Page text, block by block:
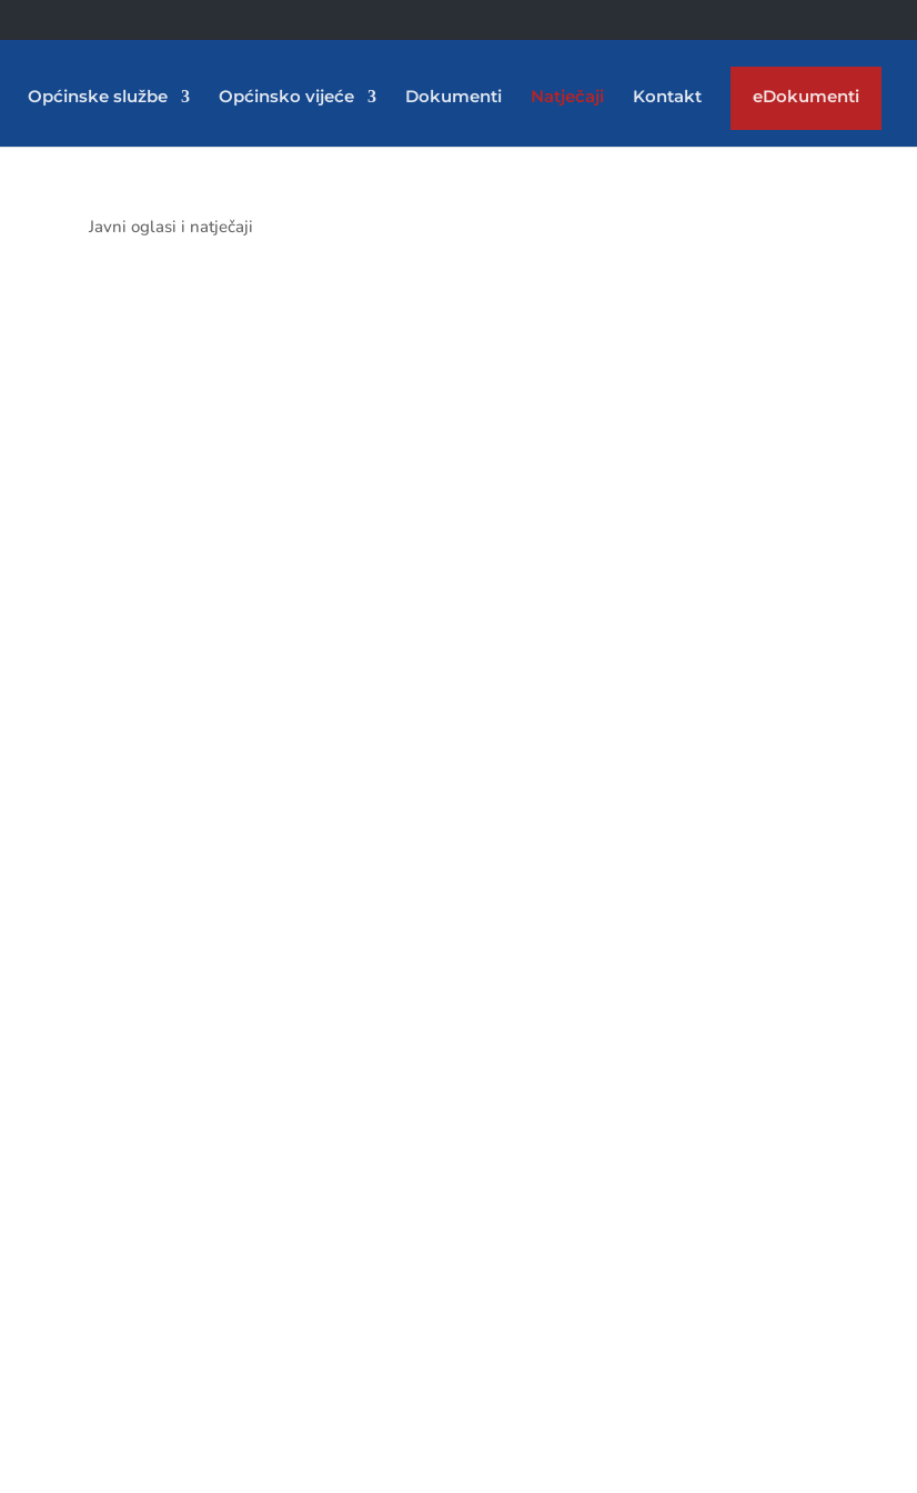
Općinske službe Općinsko vijeće Dokumenti Natječaji Kontakt eDokumenti
Javni oglasi i natječaji